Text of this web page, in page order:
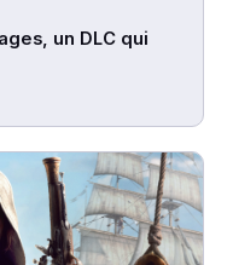
un DLC qui